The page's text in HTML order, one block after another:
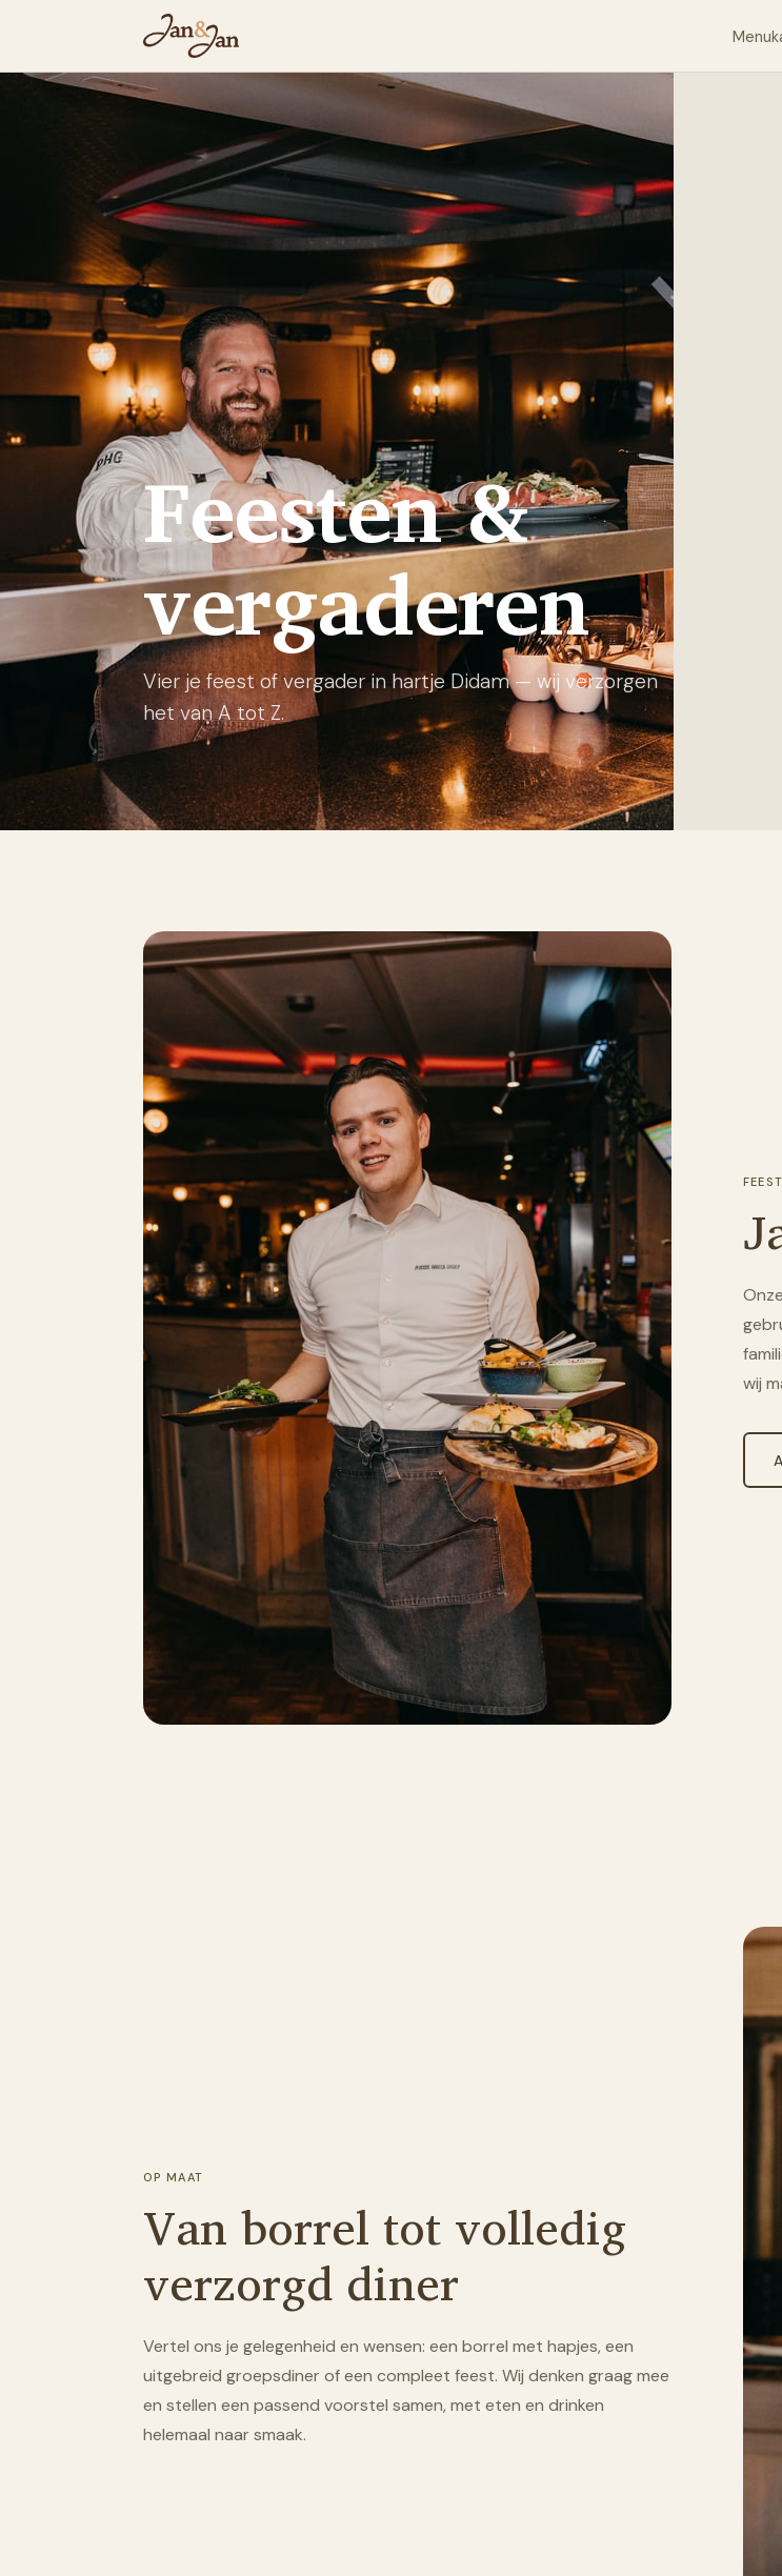
Feesten &
vergaderen
Vier je feest of vergader in hartje Didam — wij verzorgen
het van A tot Z.
wij
OP MAAT
Van borrel tot volledig
verzorgd diner
Vertel ons je gelegenheid en wensen: een borrel met hapjes, een
uitgebreid groepsdiner of een compleet feest. Wij denken graag mee
en stellen een passend voorstel samen, met eten en drinken
helemaal naar smaak.